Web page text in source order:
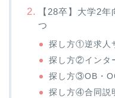
【28卒】大学2
つ
探し方①逆求人
探し方②インタ
探し方③OB・
探し方④合同説